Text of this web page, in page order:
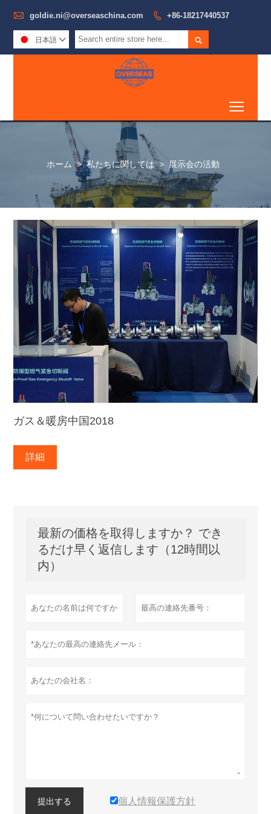
 goldie.ni@overseaschina.com  +86-18217440537

日本語 
ホーム > 私たちに関しては > 展示会の活動
ガス＆暖房中国2018
詳細
最新の価格を取得しますか？ でき
るだけ早く返信します（12時間以
内）
提出する 個人情報保護方針